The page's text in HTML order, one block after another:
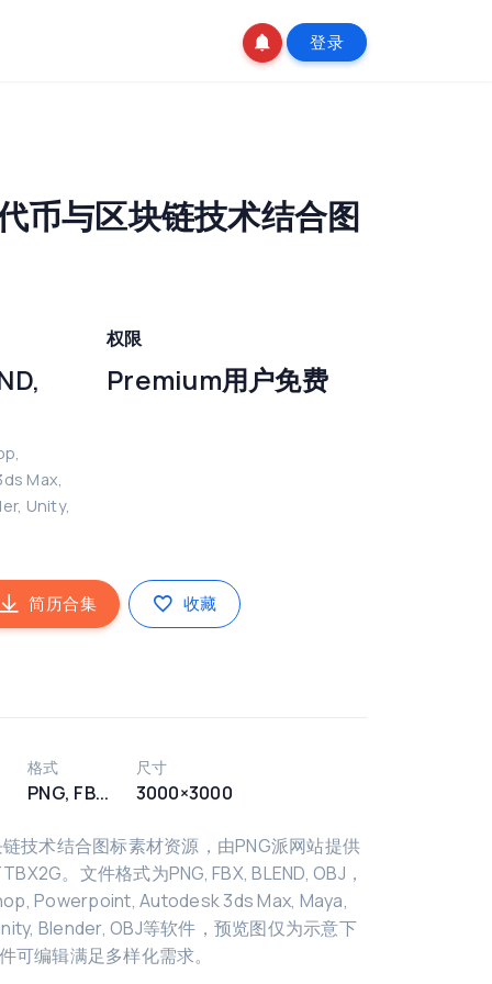
登录
币与区块链技术结合图
Max,
Unity,
权限
Premium用户免费
简历合集 收藏
格式
PNG, FB...
尺寸
3000×3000
技术结合图标素材资源，由PNG派网站提供
。文件格式为PNG, FBX, BLEND, OBJ，
Powerpoint, Autodesk 3ds Max, Maya,
Blender, OBJ等软件，预览图仅为示意下
可编辑满足多样化需求。